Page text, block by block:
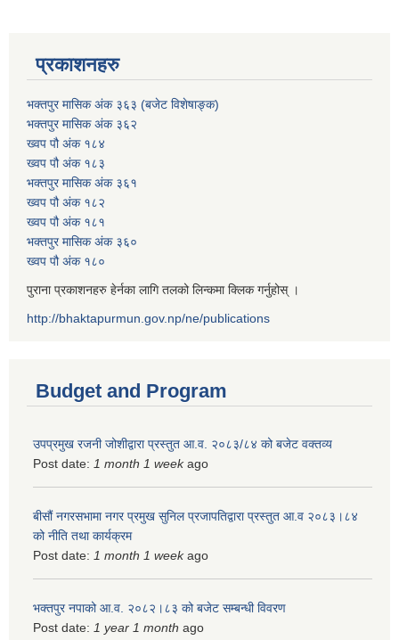
प्रकाशनहरु
भक्तपुर मासिक अंक ३६३ (बजेट विशेषाङ्क)
भक्तपुर मासिक अंक ३६२
ख्वप पौ अंक १८४
ख्वप पौ अंक १८३
भक्तपुर मासिक अंक ३६१
ख्वप पौ अंक १८२
ख्वप पौ अंक १८१
भक्तपुर मासिक अंक ३६०
ख्वप पौ अंक १८०
पुराना प्रकाशनहरु हेर्नका लागि तलको लिन्कमा क्लिक गर्नुहोस् ।
http://bhaktapurmun.gov.np/ne/publications
Budget and Program
उपप्रमुख रजनी जोशीद्वारा प्रस्तुत आ.व. २०८३/८४ को बजेट वक्तव्य
Post date: 1 month 1 weekago
बीसौं नगरसभामा नगर प्रमुख सुनिल प्रजापतिद्वारा प्रस्तुत आ.व‍ २०८३।८४
को नीति तथा कार्यक्रम
Post date: 1 month 1 weekago
भक्तपुर नपाको आ.व. २०८२।८३ को बजेट सम्बन्धी विवरण
Post date: 1 year 1 month ago